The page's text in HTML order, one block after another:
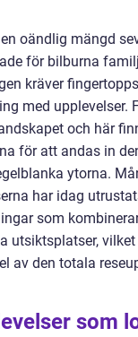
oändlig mängd
för bilburna
kräver
med upplevelser.
och här
för att andas in
ytorna.
har idag
som
utsiktsplatser, vilket
av den totala
som